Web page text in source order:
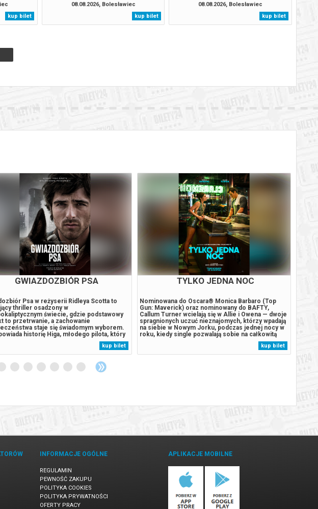
kup bilet
08.08.2026, Bolesławiec
kup bilet
08.08.2026, Bolesławiec
kup bilet
GWIAZDOZBIÓR PSA
Psa w reżyserii Ridleya Scotta to
thriller osadzony w
świecie, gdzie podstawowy
to przetrwanie, a zachowanie
staje się świadomym wyborem.
historię Higa, młodego pilota, który
byłym żołnierzem Bangleyem stworzył
enklawę, odizolowaną od brutalnej
Ich codzienność zostaje
gdy...
kup bilet
TYLKO JEDNA NOC
Nominowana do Oscara® Monica Barbaro (Top
Gun: Maverick) oraz nominowany do BAFTY,
Callum Turner wcielają się w Allie i Owena — dwoje
spragnionych uczuć nieznajomych, którzy wpadają
na siebie w Nowym Jorku, podczas jednej nocy w
roku, kiedy single pozwalają sobie na całkowitą
swobodę. Owen i pełna nadziei romantyczka Allie
mogą być jedynymi singlami w mieście, którzy
szukają czegoś więcej niż przelotnej...
kup bilet
INFORMACJE OGÓLNE
REGULAMIN
PEWNOŚĆ ZAKUPU
POLITYKA COOKIES
POLITYKA PRYWATNOŚCI
OFERTY PRACY
APLIKACJE MOBILNE